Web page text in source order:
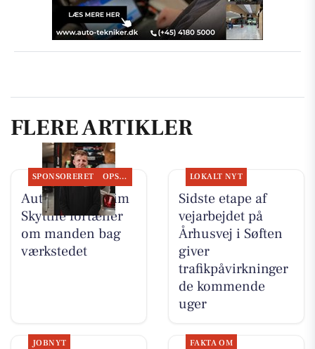
FLERE ARTIKLER
SPONSORERET OPSLAGSTAVLEN
Autotekniker Kim
Skytthe fortæller
om manden bag
værkstedet
LOKALT NYT
Sidste etape af
vejarbejdet på
Århusvej i Søften
giver
trafikpåvirkninger
de kommende
uger
JOBNYT FAKTA OM